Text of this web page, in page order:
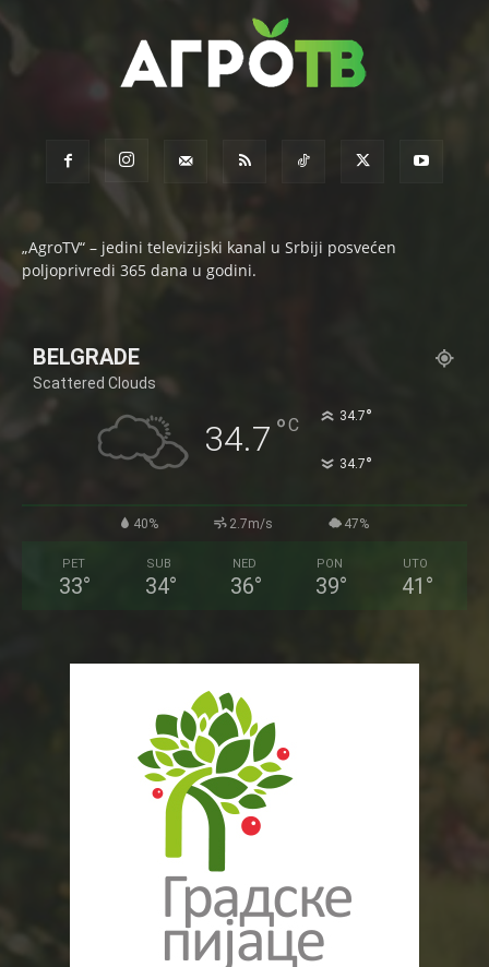
„AgroTV“ – jedini televizijski kanal u Srbiji posvećen
poljoprivredi 365 dana u godini.
BELGRADE
Scattered Clouds
34.7 °C 34.7°
34.7°
40% 2.7m/s 47%
PET
33°
SUB
34°
NED
36°
PON
39°
UTO
41 °